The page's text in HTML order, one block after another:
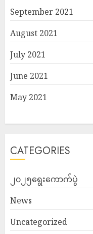
September 2021
August 2021
July 2021
June 2021
May 2021
CATEGORIES
၂၀၂၅ရွေးကောက်ပွဲ
News
Uncategorized